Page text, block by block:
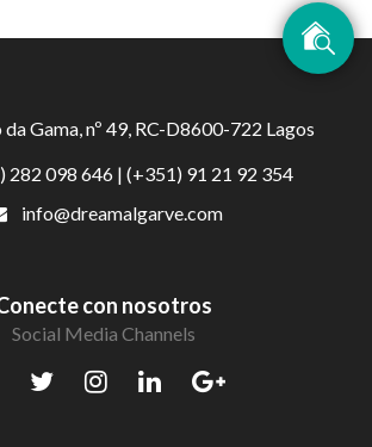
da Gama, nº 49, RC-D8600-722 Lagos
282 098 646 | (+351) 91 21 92 354
info@dreamalgarve.com
con nosotros
Social Media Channels